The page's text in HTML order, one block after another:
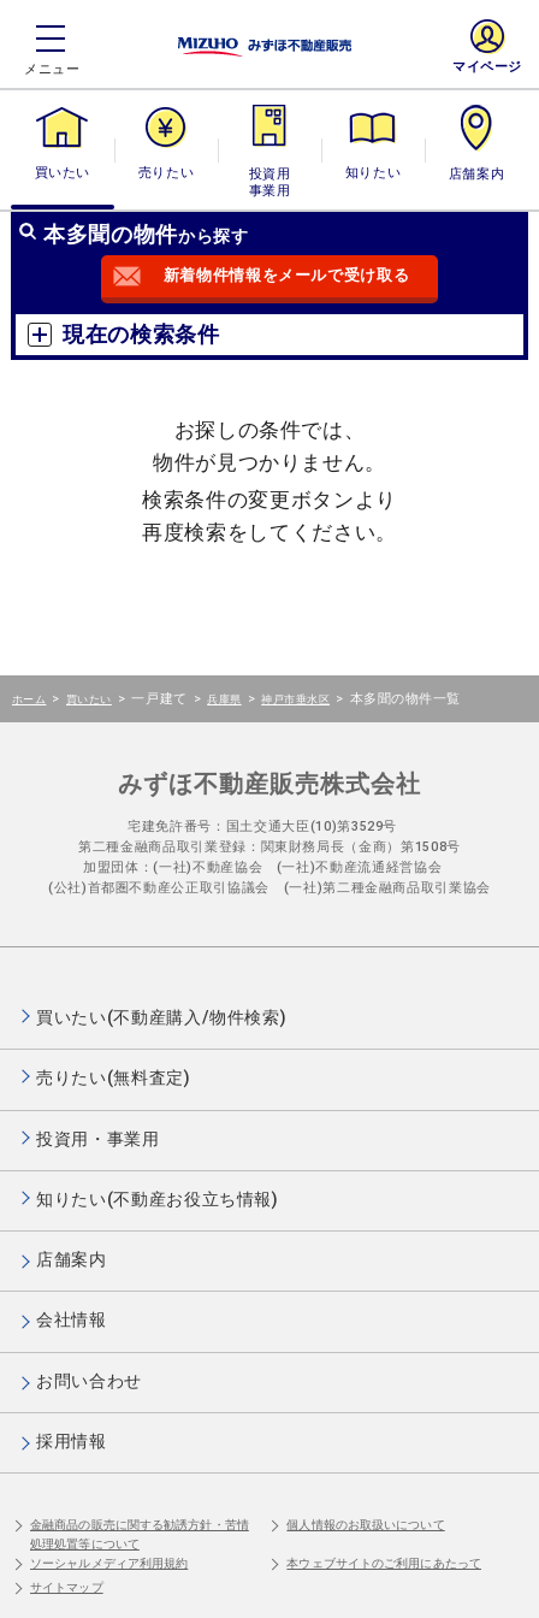
買いたい 売りたい
投資用・事業
用
知りたい 店舗案内
マイページ
本多聞の物件から探す
新着物件情報をメールで受け取る
現在の検索条件
お探しの条件では、
物件が見つかりません。
検索条件の変更ボタンより
再度検索をしてください。
ホーム > 買いたい > 一戸建て > 兵庫県 > 神戸市垂水区 > 本多聞の物件一覧
みずほ不動産販売株式会社
宅建免許番号：国土交通大臣(10)第3529号
第二種金融商品取引業登録：関東財務局長（金商）第1508号
加盟団体：(一社)不動産協会 (一社)不動産流通経営協会
(公社)首都圏不動産公正取引協議会 (一社)第二種金融商品取引業協会
買いたい(不動産購入/物件検索)
売りたい(無料査定)
投資用・事業用
知りたい(不動産お役立ち情報)
店舗案内
会社情報
お問い合わせ
採用情報
金融商品の販売に関する勧誘方針・苦情
処理処置等について
個人情報のお取扱いについて
ソーシャルメディア利用規約
本ウェブサイトのご利用にあたって
サイトマップ